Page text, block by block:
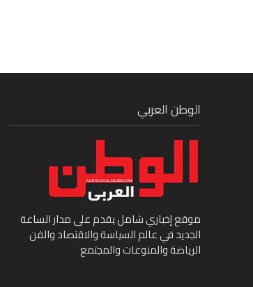
الوطن العربي
موقع إخباري شامل يقدم على مدار الساعة
الجديد في عالم السياسة والاقتصاد والفن
الرياضة والمنوعات والمجتمع